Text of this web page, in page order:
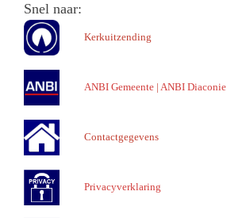
Snel naar:
Kerkuitzending
ANBI Gemeente | ANBI Diaconie
Contactgegevens
Privacyverklaring